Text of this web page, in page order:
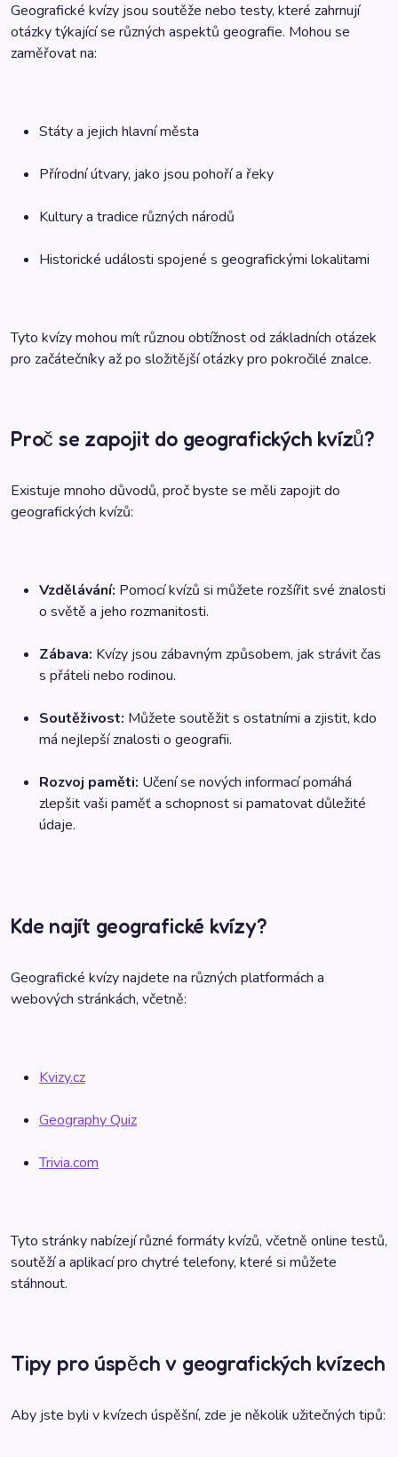
Geografické kvízy jsou soutěže nebo testy, které zahrnují
otázky týkající se různých aspektů geografie. Mohou se
zaměřovat na:
Státy a jejich hlavní města
Přírodní útvary, jako jsou pohoří a řeky
Kultury a tradice různých národů
Historické události spojené s geografickými lokalitami
Tyto kvízy mohou mít různou obtížnost od základních otázek
pro začátečníky až po složitější otázky pro pokročilé znalce.
Proč se zapojit do geografických kvízů?
Existuje mnoho důvodů, proč byste se měli zapojit do
geografických kvízů:
Vzdělávání: Pomocí kvízů si můžete rozšířit své znalosti
o světě a jeho rozmanitosti.
Zábava: Kvízy jsou zábavným způsobem, jak strávit čas
s přáteli nebo rodinou.
Soutěživost: Můžete soutěžit s ostatními a zjistit, kdo
má nejlepší znalosti o geografii.
Rozvoj paměti: Učení se nových informací pomáhá
zlepšit vaši paměť a schopnost si pamatovat důležité
údaje.
Kde najít geografické kvízy?
Geografické kvízy najdete na různých platformách a
webových stránkách, včetně:
Kvizy.cz
Geography Quiz
Trivia.com
Tyto stránky nabízejí různé formáty kvízů, včetně online testů,
soutěží a aplikací pro chytré telefony, které si můžete
stáhnout.
Tipy pro úspěch v geografických kvízech
Aby jste byli v kvízech úspěšní, zde je několik užitečných tipů: